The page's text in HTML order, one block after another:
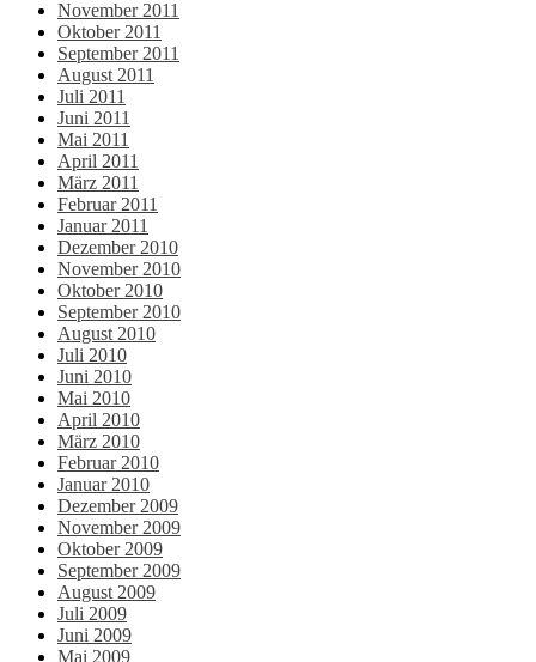
November 2011
Oktober 2011
September 2011
August 2011
Juli 2011
Juni 2011
Mai 2011
April 2011
März 2011
Februar 2011
Januar 2011
Dezember 2010
November 2010
Oktober 2010
September 2010
August 2010
Juli 2010
Juni 2010
Mai 2010
April 2010
März 2010
Februar 2010
Januar 2010
Dezember 2009
November 2009
Oktober 2009
September 2009
August 2009
Juli 2009
Juni 2009
Mai 2009